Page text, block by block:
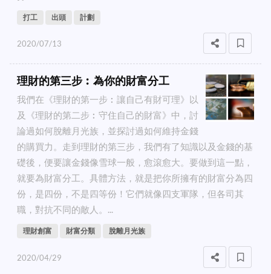
打工 出頭 計劃
2020/07/13
理財的第三步︰為你的財富分工
我們在《理財的第一步︰讓自己有財可理》以
及《理財的第二步︰守住自己的財富》中，討
論過如何脫離月光族，並探討過如何維持金錢
的購買力。走到理財的第三步，我們有了知識以及金錢的基
礎後，便要讓金錢像雪球一般，愈滾愈大。要做到這一點，
就要為財富分工。具體方法，就是把你所擁有的財富分為四
份，是四份，不是四等份！它們就像四支軍隊，但各司其
職，對抗不同的敵人。...
理財創富 財富分類 脫離月光族
2020/04/29